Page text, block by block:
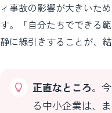
ィ事故の影響が大きいた
す。「自分たちでできる
静に線引きすることが、
正直なところ。
る中小企業は、